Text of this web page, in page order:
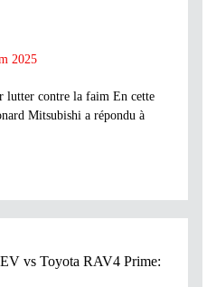
lutter contre la faim En cette
Mitsubishi a répondu à
vs Toyota RAV4 Prime: